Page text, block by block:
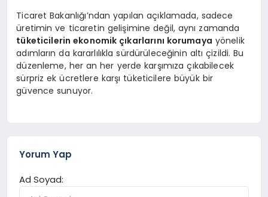
Ticaret Bakanlığı’ndan yapılan açıklamada, sadece
üretimin ve ticaretin gelişimine değil, aynı zamanda
tüketicilerin ekonomik çıkarlarını korumaya yönelik
adımların da kararlılıkla sürdürüleceğinin altı çizildi. Bu
düzenleme, her an her yerde karşımıza çıkabilecek
sürpriz ek ücretlere karşı tüketicilere büyük bir
güvence sunuyor.
Yorum Yap
Ad Soyad: